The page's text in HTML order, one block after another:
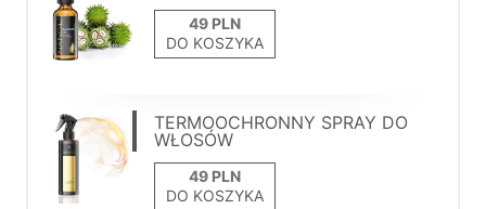
DO KOSZYKA
TERMOOCHRONNY SPRAY DO
WŁOSÓW
DO KOSZYKA